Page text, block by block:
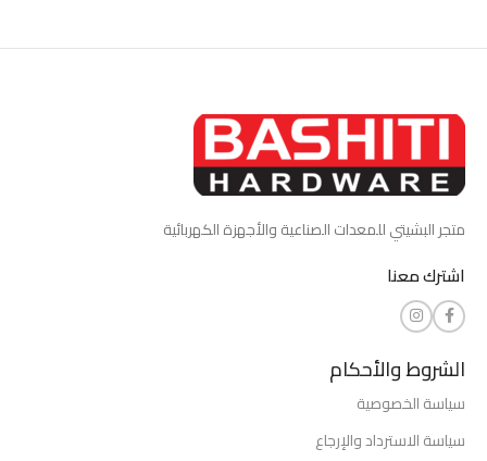
متجر البشيتي للمعدات الصناعية والأجهزة الكهربائية
اشترك معنا
الشروط والأحكام
سياسة الخصوصية
سياسة الاسترداد والإرجاع